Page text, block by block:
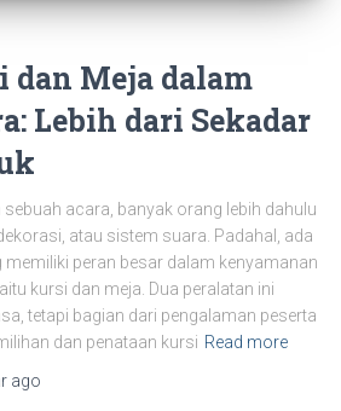
dan Meja dalam
Lebih dari Sekadar
sebuah acara, banyak orang lebih dahulu
atau sistem suara. Padahal, ada
memiliki peran besar dalam kenyamanan
kursi dan meja. Dua peralatan ini
tetapi bagian dari pengalaman peserta
dan penataan kursi Read more
ago